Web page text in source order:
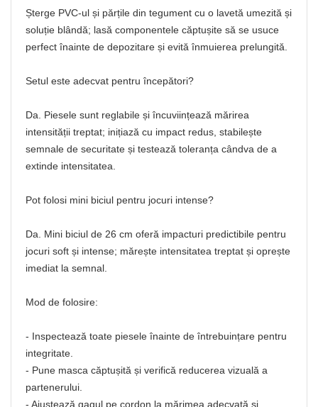
Șterge PVC-ul și părțile din tegument cu o lavetă umezită și
soluție blândă; lasă componentele căptușite să se usuce
perfect înainte de depozitare și evită înmuierea prelungită.
Setul este adecvat pentru începători?
Da. Piesele sunt reglabile și încuviințează mărirea
intensității treptat; inițiază cu impact redus, stabilește
semnale de securitate și testează toleranța cândva de a
extinde intensitatea.
Pot folosi mini biciul pentru jocuri intense?
Da. Mini biciul de 26 cm oferă impacturi predictibile pentru
jocuri soft și intense; mărește intensitatea treptat și oprește
imediat la semnal.
Mod de folosire:
- Inspectează toate piesele înainte de întrebuințare pentru
integritate.
- Pune masca căptușită și verifică reducerea vizuală a
partenerului.
- Ajustează gagul pe cordon la mărimea adecvată și